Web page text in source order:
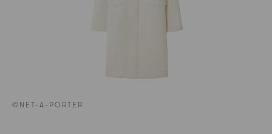
©NET-A-PORTER